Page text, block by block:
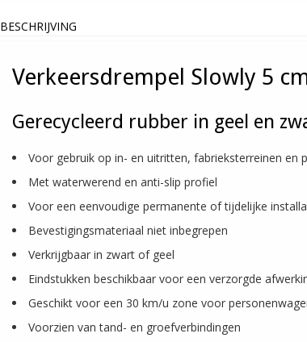
BESCHRIJVING
Verkeersdrempel Slowly 5
Gerecycleerd rubber in geel en
Voor gebruik op in- en uitritten, fabrieksterreinen en
Met waterwerend en anti-slip profiel
Voor een eenvoudige permanente of tijdelijke
Bevestigingsmateriaal niet inbegrepen
Verkrijgbaar in zwart of geel
Eindstukken beschikbaar voor een verzorgde
Geschikt voor een 30 km/u zone voor
Voorzien van tand- en groefverbindingen